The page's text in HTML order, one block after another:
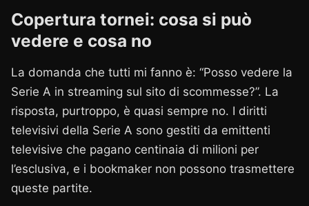
Copertura tornei: cosa si può
vedere e cosa no
La domanda che tutti mi fanno è: “Posso vedere la
Serie A in streaming sul sito di scommesse?”. La
risposta, purtroppo, è quasi sempre no. I diritti
televisivi della Serie A sono gestiti da emittenti
televisive che pagano centinaia di milioni per
l’esclusiva, e i bookmaker non possono trasmettere
queste partite.